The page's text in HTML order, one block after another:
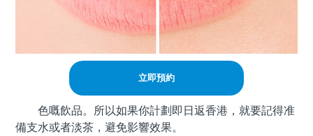
立即預約
色嘅飲品。所以如果你計劃即日返香港，就要記得准
備支水或者淡茶，避免影響效果。